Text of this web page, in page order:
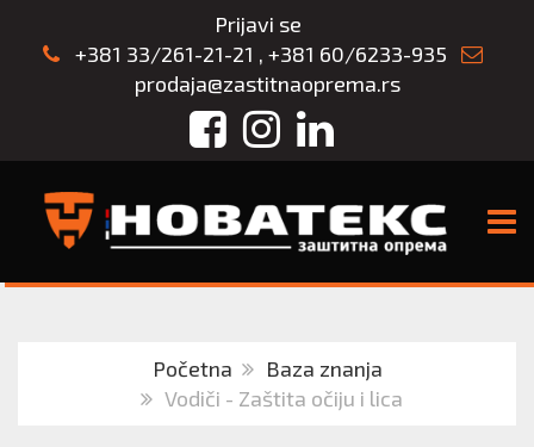
Prijavi se
+381 33/261-21-21 , +381 60/6233-935
prodaja@zastitnaoprema.rs
FacebookInstagram
LinkedIn
Početna
Baza znanja
Vodiči - Zaštita očiju i lica